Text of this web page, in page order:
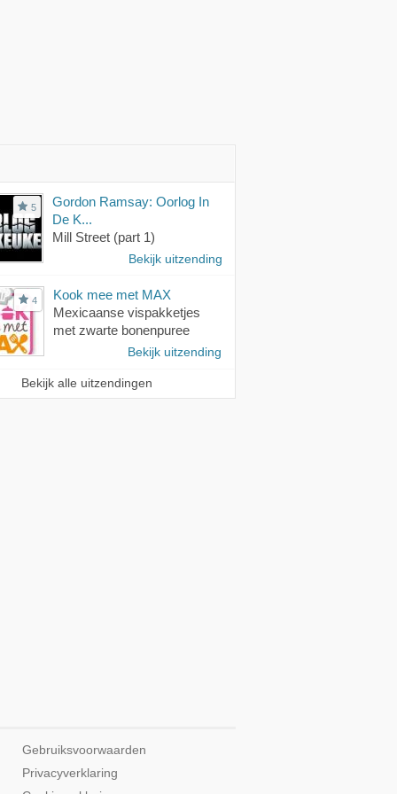
5
Gordon Ramsay: Oorlog In
De K...
Mill Street (part 1)
Bekijk uitzending
4
Kook mee met MAX
Mexicaanse vispakketjes
met zwarte bonenpuree
Bekijk uitzending
Bekijk alle uitzendingen
Gebruiksvoorwaarden
Privacyverklaring